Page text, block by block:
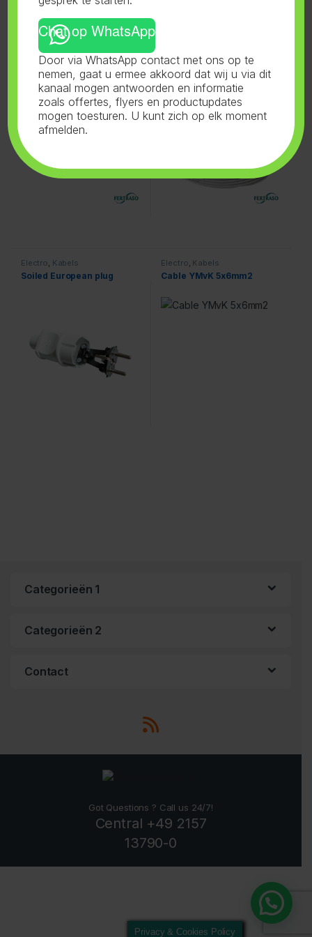
Electro,Kabels
IEC Cable 2m Male/ Loose
wires
Electr. Kabel 2,5mm
Electro, Kabels
Soiled European plug
Electro, Kabels
Cable YMvK 5x6mm2
Categorieën 1
Categorieën 2
Contact
Got Questions ? Call us 24/7!
Central +49 2157
13790-0
Privacy & Cookies Policy
Chat op WhatsApp
Door via WhatsApp contact met ons op te
nemen, gaat u ermee akkoord dat wij u via dit
kanaal mogen antwoorden en informatie
zoals offertes, flyers en productupdates
mogen toesturen. U kunt zich op elk moment
afmelden.